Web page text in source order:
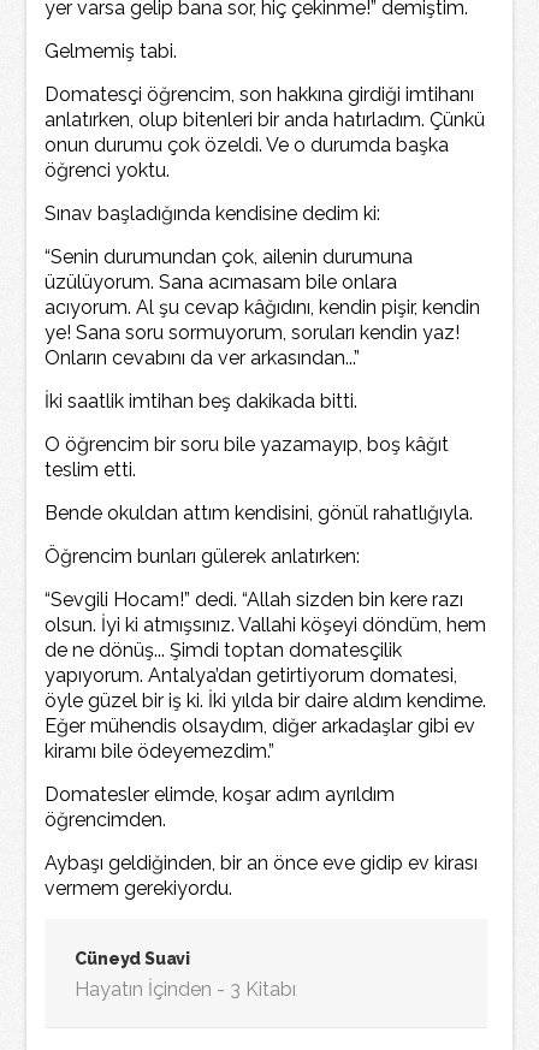
yer varsa gelip bana sor, hiç çekinme!” demiştim.
Gelmemiş tabi.
Domatesçi öğrencim, son hakkına girdiği imtihanı
anlatırken, olup bitenleri bir anda hatırladım. Çünkü
onun durumu çok özeldi. Ve o durumda başka
öğrenci yoktu.
Sınav başladığında kendisine dedim ki:
“Senin durumundan çok, ailenin durumuna
üzülüyorum. Sana acımasam bile onlara
acıyorum. Al şu cevap kâğıdını, kendin pişir, kendin
ye! Sana soru sormuyorum, soruları kendin yaz!
Onların cevabını da ver arkasından...”
İki saatlik imtihan beş dakikada bitti.
O öğrencim bir soru bile yazamayıp, boş kâğıt
teslim etti.
Bende okuldan attım kendisini, gönül rahatlığıyla.
Öğrencim bunları gülerek anlatırken:
“Sevgili Hocam!” dedi. “Allah sizden bin kere razı
olsun. İyi ki atmışsınız. Vallahi köşeyi döndüm, hem
de ne dönüş... Şimdi toptan domatesçilik
yapıyorum. Antalya’dan getirtiyorum domatesi,
öyle güzel bir iş ki. İki yılda bir daire aldım kendime.
Eğer mühendis olsaydım, diğer arkadaşlar gibi ev
kiramı bile ödeyemezdim.”
Domatesler elimde, koşar adım ayrıldım
öğrencimden.
Aybaşı geldiğinden, bir an önce eve gidip ev kirası
vermem gerekiyordu.
Cüneyd Suavi
Hayatın İçinden - 3 Kitabı